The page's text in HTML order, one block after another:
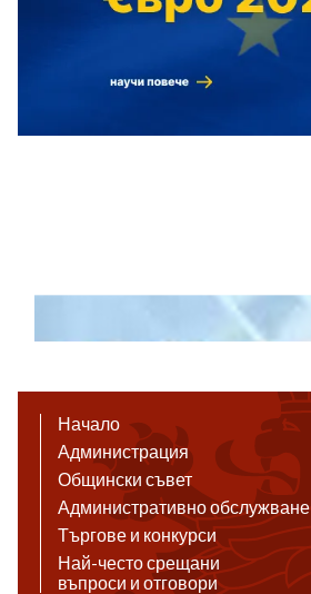
Начало
Администрация
Общински съвет
Административно обслужване
Търгове и конкурси
Най-често срещани
въпроси и отговори